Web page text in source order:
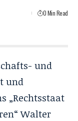
0 Min Read
und
und
„Rechtsstaat
Walter